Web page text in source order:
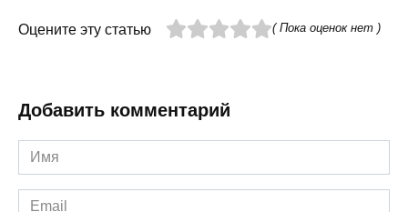
Оцените эту статью ( Пока оценок нет )
Добавить комментарий
Имя
*
Email